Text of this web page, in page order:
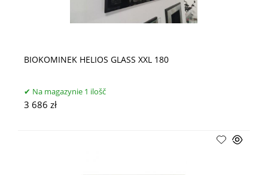
BIOKOMINEK HELIOS GLASS XXL 180
Na magazynie 1 ilošč
3 686 zł